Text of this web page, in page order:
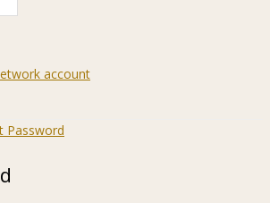
account
Password